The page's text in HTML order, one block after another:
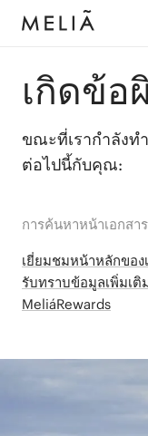
เกิดข้
ขณะที่เรากำลังท
ต่อไปนี้กับคุณ:
การค้นหาหน้าเอกสา
เยี่ยมชมหน้าหลักของ
รับทราบข้อมูลเพิ่มเติ
MeliáRewards